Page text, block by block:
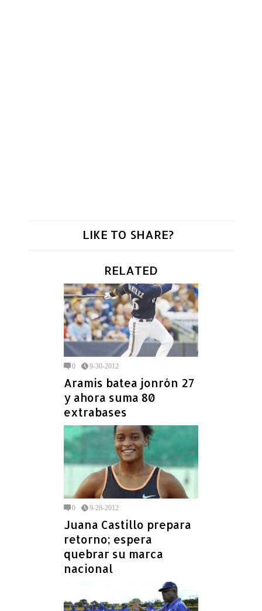
LIKE TO SHARE?
RELATED
0 9-30-2012
Aramis batea jonrón 27
y ahora suma 80
extrabases
0 9-28-2012
Juana Castillo prepara
retorno; espera
quebrar su marca
nacional